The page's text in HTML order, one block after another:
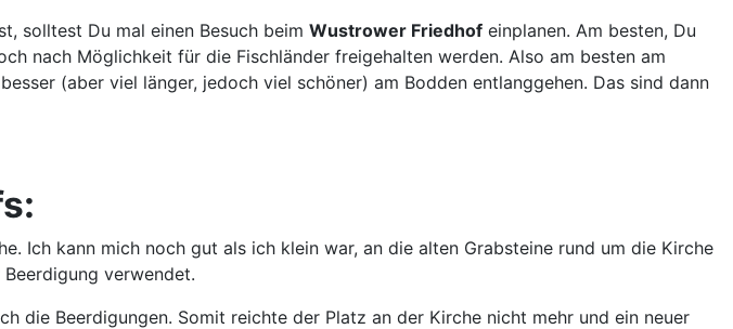
solltest Du mal einen Besuch beim Wustrower Friedhof einplanen. Am besten, Du
nach Möglichkeit für die Fischländer freigehalten werden. Also am besten am
(aber viel länger, jedoch viel schöner) am Bodden entlanggehen. Das sind dann
Ich kann mich noch gut als ich klein war, an die alten Grabsteine rund um die Kirche
verwendet.
die Beerdigungen. Somit reichte der Platz an der Kirche nicht mehr und ein neuer